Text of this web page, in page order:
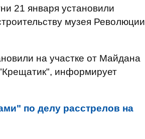
21 января установили
музея Революции
на участке от Майдана
информирует
по делу расстрелов на